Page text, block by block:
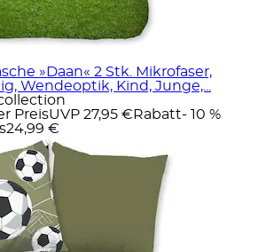
»Daan« 2 Stk. Mikrofaser,
Wendeoptik, Kind, Junge,...
PreisUVP 27,95 € Rabatt- 10 %
24,99 €